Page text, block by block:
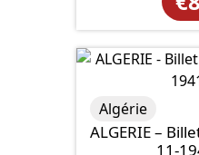
ALGERIE –
11-
Algérie